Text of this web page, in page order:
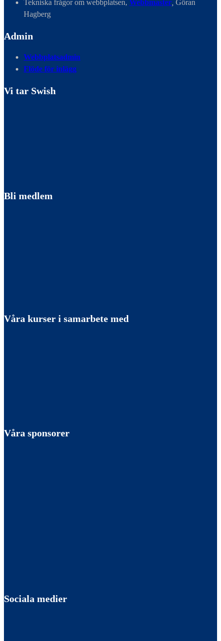
Tekniska frågor om webbplatsen, Webbmaster Göran
Hagberg
Admin
Webbplatsadmin
Flöde för inlägg
Vi tar Swish
Bli medlem
Våra kurser i samarbete med
Våra sponsorer
Sociala medier